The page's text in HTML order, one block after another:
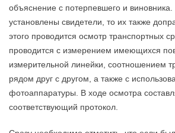
объяснение с потерпевшего и
установлены свидетели, то их также
этого проводится осмотр транспортных
проводится с измерением имеющихся
измерительной линейки, соотношением
рядом друг с другом, а также с
фотоаппаратуры. В ходе осмотра
соответствующий протокол.